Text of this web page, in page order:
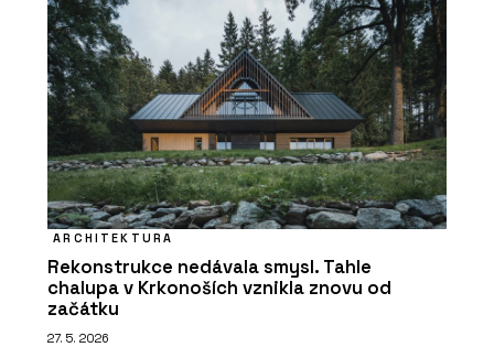
ARCHITEKTURA
Rekonstrukce nedávala smysl. Tahle
chalupa v Krkonoších vznikla znovu od
začátku
27. 5. 2026